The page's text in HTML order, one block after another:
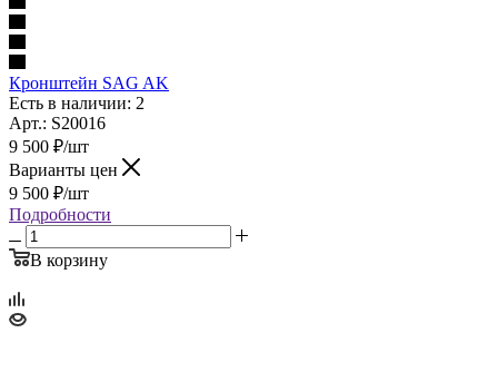
Кронштейн SAG AK
Есть в наличии: 2
Арт.: S20016
9 500 ₽/шт
Варианты цен
9 500 ₽/шт
Подробности
В корзину